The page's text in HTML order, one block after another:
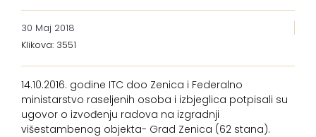
30 Maj 2018
Klikova: 3551
14.10.2016. godine ITC doo Zenica i Federalno
ministarstvo raseljenih osoba i izbjeglica potpisali su
ugovor o izvođenju radova na izgradnji
višestambenog objekta- Grad Zenica (62 stana).